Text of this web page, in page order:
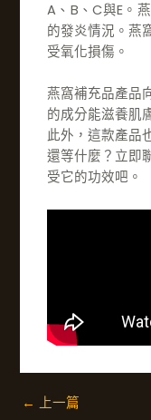
A、B、C與E。
的發炎情況。燕
受氧化損傷。
燕窩補充品產品
的成分能滋養肌
此外，這款產品
還等什麼？立即
受它的功效吧。
← 上一篇